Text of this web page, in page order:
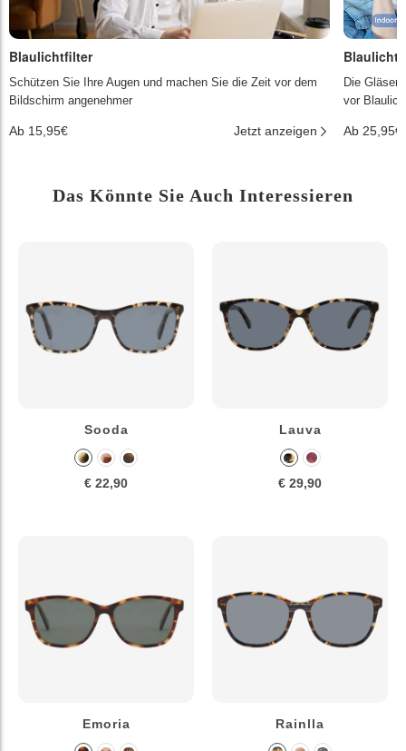
Blaulichtfilter
Schützen Sie Ihre Augen und machen Sie die Zeit vor dem
Bildschirm angenehmer
Ab 15,95€ Jetzt anzeigen
Die Gläser
vor
Ab 25,95€
Das Könnte Sie Auch Interessieren
Sooda
€ 22,90
Lauva
€ 29,90
Emoria Rainlla